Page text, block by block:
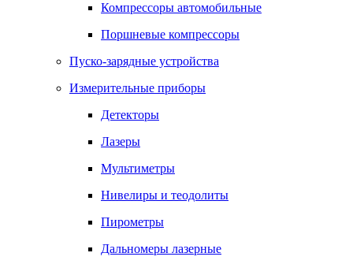
Компрессоры автомобильные
Поршневые компрессоры
Пуско-зарядные устройства
Измерительные приборы
Детекторы
Лазеры
Мультиметры
Нивелиры и теодолиты
Пирометры
Дальномеры лазерные